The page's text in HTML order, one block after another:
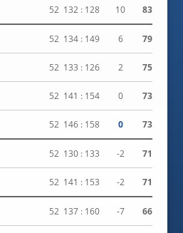
52 132 : 128 10 83
52 134 : 149 6 79
52 133 : 126 2 75
52 141 : 154 0 73
52 146 : 158 0 73
52 130 : 133 -2 71
52 141 : 153 -2 71
52 137 : 160 -7 66